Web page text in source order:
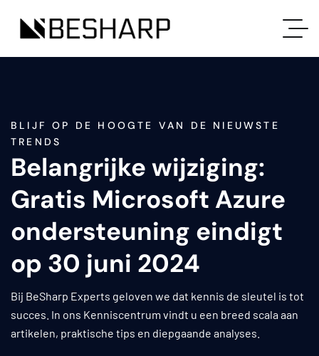
BLIJF OP DE HOOGTE VAN DE NIEUWSTE
TRENDS
Belangrijke wijziging:
Gratis Microsoft Azure
ondersteuning eindigt
op 30 juni 2024
Bij BeSharp Experts geloven we dat kennis de sleutel is tot
succes. In ons Kenniscentrum vindt u een breed scala aan
artikelen, praktische tips en diepgaande analyses.